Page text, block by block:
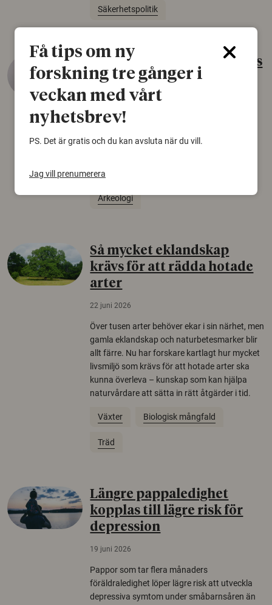
Säkerhetspolitik
Gammalt skinn var Sveriges
äldsta sko
22 juni 2026
Det som arkeologer länge trodde var en
Norden.
Arkeologi
Så mycket eklandskap
krävs för att rädda hotade
arter
22 juni 2026
Över tusen arter behöver ekar i sin närhet, men
gamla eklandskap och naturbetesmarker blir
allt färre. Nu har forskare kartlagt hur mycket
livsmiljö som krävs för att hotade arter ska
kunna överleva – kunskap som kan hjälpa
naturvårdare att sätta in rätt åtgärder i tid.
Växter Biologisk mångfald
Träd
Längre pappaledighet
kopplas till lägre risk för
depression
19 juni 2026
Pappor som tar flera månaders
föräldraledighet löper lägre risk att utveckla
depressiva symtom under småbarnsåren än
Få tips om ny
forskning tre gånger i
veckan med vårt
nyhetsbrev!
PS. Det är gratis och du kan avsluta när du vill.
Jag vill prenumerera